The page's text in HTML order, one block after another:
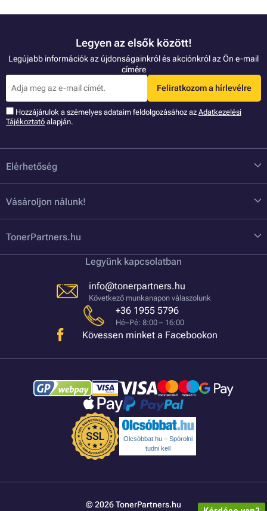
Legyen az elsők között!
Legújabb információk az újdonságainkról és akciónkról az Ön e-mail
címére
Feliratkozom a hírlevélre
Hozzájárulok a szémelyes adataim feldolgozásához az Adatkezelési
Tájékoztató alapján.
Elérhetőség
Vásároljon nálunk!
TonerPartners.hu
Legyünk kapcsolatban
info@tonerpartners.hu
Következő munkanapon válaszolunk
+36 1955 5796
Hé–Pé: 8:00 – 16:00
Kövessen minket a Facebookon
Olcsóbbat.hu – Spórolni
tudni kell
© 2026 TonerPartners.hu